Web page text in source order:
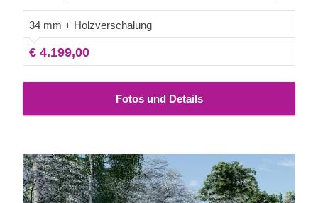
elegantes, gepflegtes Aussehen verleiht. Die hohe Decke
sorgt zudem dafür, dass sich die Wärme aufstauen kann
und das langsam gewachsene Nadelholz gewährleistet,
dass die Wärme optimal im Haus gehalten wird.
34 mm + Holzverschalung
€ 4.199,00
Fotos und Details